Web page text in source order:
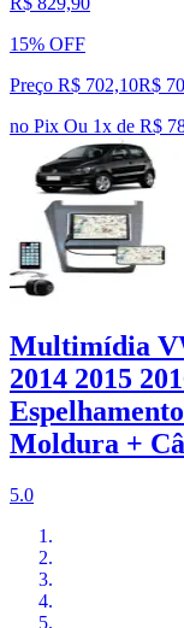
15% OFF
Preço R$ 702,10R$
no Pix Ou 1x de R$
Multimídia
2014 2015
Moldura +
5.0